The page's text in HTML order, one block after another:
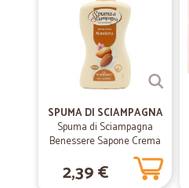
Massima puntualità
Massima puntualità
Ottimo servizio
Ottimo servizio
SPUMA DI SCIAMPAGNA
Spuma di Sciampagna
Benessere Sapone Crema
Mandorla 300 ml
2,39 €